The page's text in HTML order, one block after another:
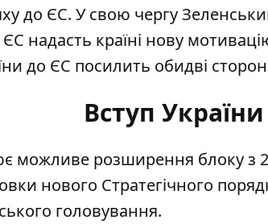
до ЄС. У свою чергу
надасть країні нову
до ЄС посилить обидві
Вступ
можливе розширення блоку з
нового Стратегічного
головування.